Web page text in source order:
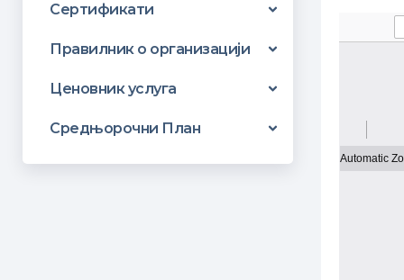
Сертификати
Правилник о организацији
Ценовник услуга
Средњорочни План